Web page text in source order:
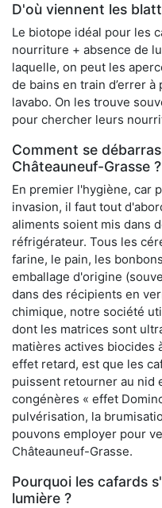
D'où viennent les
Le biotope idéal pour les
nourriture + absence de
laquelle, on peut les
de bains en train d’errer à
lavabo. On les trouve
pour chercher leurs
Comment se
Châteauneuf-Grasse ?
En premier l'hygiène, car
invasion, il faut tout
aliments soient mis dans
réfrigérateur. Tous les
farine, le pain, les
emballage d'origine
dans des récipients en
chimique, notre société
dont les matrices sont
matières actives biocides
effet retard, est que les
puissent retourner au nid
congénères « effet
pulvérisation, la
pouvons employer pour
Châteauneuf-Grasse.
Pourquoi les cafards
lumière ?